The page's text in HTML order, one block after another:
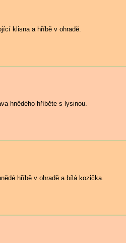
klisna a hříbě v ohradě.
hnědého hříběte s lysinou.
hříbě v ohradě a bílá kozička.